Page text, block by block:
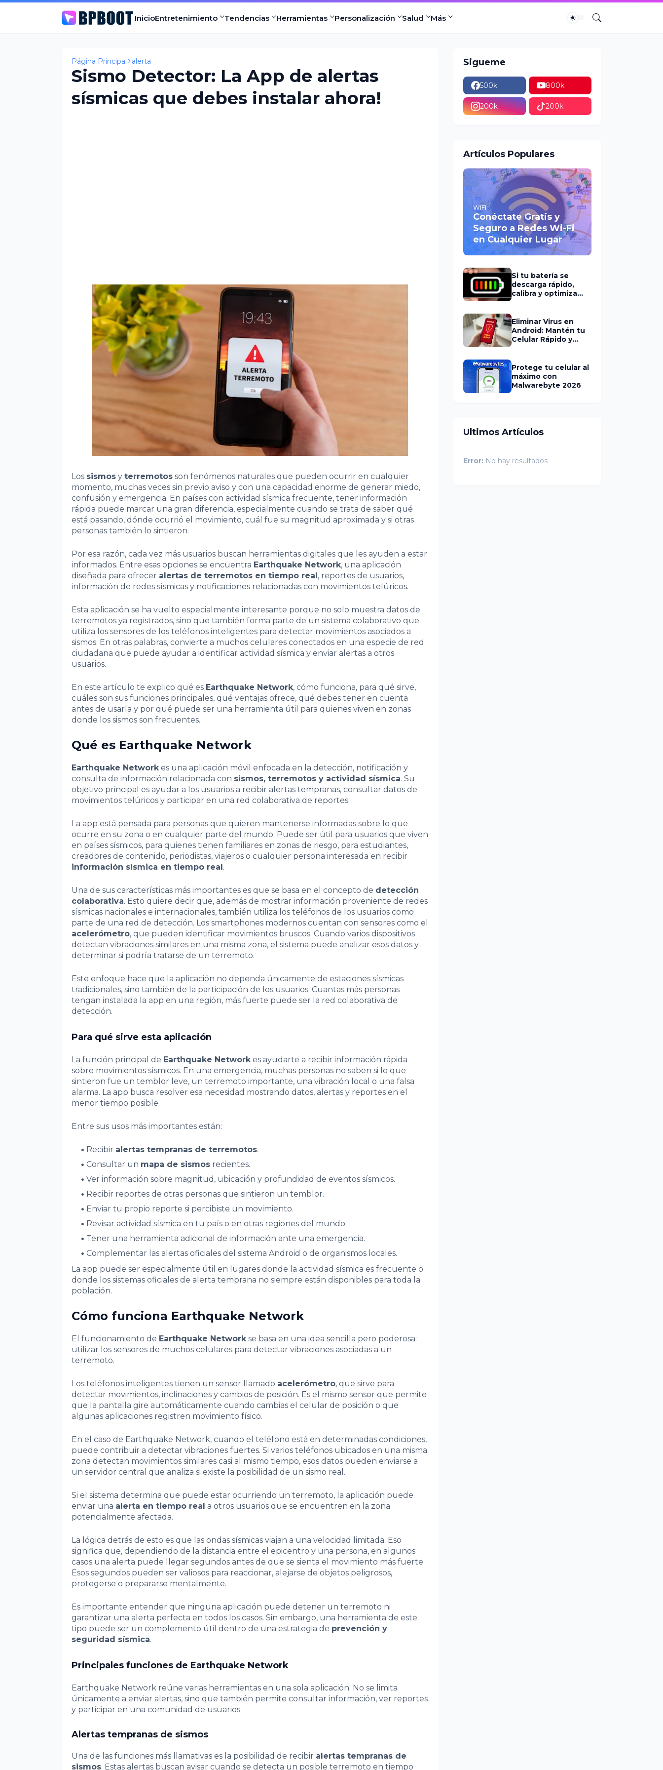
InicioEntretenimiento Tendencias Herramientas Personalización Salud Más
Página Principal alerta
Sismo Detector: La App de alertas
sísmicas que debes instalar ahora!
Los sismos y terremotos son fenómenos naturales que pueden ocurrir en cualquier
momento, muchas veces sin previo aviso y con una capacidad enorme de generar miedo,
confusión y emergencia. En países con actividad sísmica frecuente, tener información
rápida puede marcar una gran diferencia, especialmente cuando se trata de saber qué
está pasando, dónde ocurrió el movimiento, cuál fue su magnitud aproximada y si otras
personas también lo sintieron.
Por esa razón, cada vez más usuarios buscan herramientas digitales que les ayuden a estar
informados. Entre esas opciones se encuentra Earthquake Network, una aplicación
diseñada para ofrecer alertas de terremotos en tiempo real, reportes de usuarios,
información de redes sísmicas y notificaciones relacionadas con movimientos telúricos.
Esta aplicación se ha vuelto especialmente interesante porque no solo muestra datos de
terremotos ya registrados, sino que también forma parte de un sistema colaborativo que
utiliza los sensores de los teléfonos inteligentes para detectar movimientos asociados a
sismos. En otras palabras, convierte a muchos celulares conectados en una especie de red
ciudadana que puede ayudar a identificar actividad sísmica y enviar alertas a otros
usuarios.
En este artículo te explico qué es Earthquake Network, cómo funciona, para qué sirve,
cuáles son sus funciones principales, qué ventajas ofrece, qué debes tener en cuenta
antes de usarla y por qué puede ser una herramienta útil para quienes viven en zonas
donde los sismos son frecuentes.
Qué es Earthquake Network
Earthquake Network es una aplicación móvil enfocada en la detección, notificación y
consulta de información relacionada con sismos, terremotos y actividad sísmica. Su
objetivo principal es ayudar a los usuarios a recibir alertas tempranas, consultar datos de
movimientos telúricos y participar en una red colaborativa de reportes.
La app está pensada para personas que quieren mantenerse informadas sobre lo que
ocurre en su zona o en cualquier parte del mundo. Puede ser útil para usuarios que viven
en países sísmicos, para quienes tienen familiares en zonas de riesgo, para estudiantes,
creadores de contenido, periodistas, viajeros o cualquier persona interesada en recibir
información sísmica en tiempo real.
Una de sus características más importantes es que se basa en el concepto de detección
colaborativa. Esto quiere decir que, además de mostrar información proveniente de redes
sísmicas nacionales e internacionales, también utiliza los teléfonos de los usuarios como
parte de una red de detección. Los smartphones modernos cuentan con sensores como el
acelerómetro, que pueden identificar movimientos bruscos. Cuando varios dispositivos
detectan vibraciones similares en una misma zona, el sistema puede analizar esos datos y
determinar si podría tratarse de un terremoto.
Este enfoque hace que la aplicación no dependa únicamente de estaciones sísmicas
tradicionales, sino también de la participación de los usuarios. Cuantas más personas
tengan instalada la app en una región, más fuerte puede ser la red colaborativa de
detección.
Para qué sirve esta aplicación
La función principal de Earthquake Network es ayudarte a recibir información rápida
sobre movimientos sísmicos. En una emergencia, muchas personas no saben si lo que
sintieron fue un temblor leve, un terremoto importante, una vibración local o una falsa
alarma. La app busca resolver esa necesidad mostrando datos, alertas y reportes en el
menor tiempo posible.
Entre sus usos más importantes están:
Recibir alertas tempranas de terremotos.
Consultar un mapa de sismos recientes.
Ver información sobre magnitud, ubicación y profundidad de eventos sísmicos.
Recibir reportes de otras personas que sintieron un temblor.
Enviar tu propio reporte si percibiste un movimiento.
Revisar actividad sísmica en tu país o en otras regiones del mundo.
Tener una herramienta adicional de información ante una emergencia.
Complementar las alertas oficiales del sistema Android o de organismos locales.
La app puede ser especialmente útil en lugares donde la actividad sísmica es frecuente o
donde los sistemas oficiales de alerta temprana no siempre están disponibles para toda la
población.
Cómo funciona Earthquake Network
El funcionamiento de Earthquake Network se basa en una idea sencilla pero poderosa:
utilizar los sensores de muchos celulares para detectar vibraciones asociadas a un
terremoto.
Los teléfonos inteligentes tienen un sensor llamado acelerómetro, que sirve para
detectar movimientos, inclinaciones y cambios de posición. Es el mismo sensor que permite
que la pantalla gire automáticamente cuando cambias el celular de posición o que
algunas aplicaciones registren movimiento físico.
En el caso de Earthquake Network, cuando el teléfono está en determinadas condiciones,
puede contribuir a detectar vibraciones fuertes. Si varios teléfonos ubicados en una misma
zona detectan movimientos similares casi al mismo tiempo, esos datos pueden enviarse a
un servidor central que analiza si existe la posibilidad de un sismo real.
Si el sistema determina que puede estar ocurriendo un terremoto, la aplicación puede
enviar una alerta en tiempo real a otros usuarios que se encuentren en la zona
potencialmente afectada.
La lógica detrás de esto es que las ondas sísmicas viajan a una velocidad limitada. Eso
significa que, dependiendo de la distancia entre el epicentro y una persona, en algunos
casos una alerta puede llegar segundos antes de que se sienta el movimiento más fuerte.
Esos segundos pueden ser valiosos para reaccionar, alejarse de objetos peligrosos,
protegerse o prepararse mentalmente.
Es importante entender que ninguna aplicación puede detener un terremoto ni
garantizar una alerta perfecta en todos los casos. Sin embargo, una herramienta de este
tipo puede ser un complemento útil dentro de una estrategia de prevención y
seguridad sísmica.
Principales funciones de Earthquake Network
Earthquake Network reúne varias herramientas en una sola aplicación. No se limita
únicamente a enviar alertas, sino que también permite consultar información, ver reportes
y participar en una comunidad de usuarios.
Alertas tempranas de sismos
Una de las funciones más llamativas es la posibilidad de recibir alertas tempranas de
sismos. Estas alertas buscan avisar cuando se detecta un posible terremoto en tiempo
Sigueme
500k 800k
200k 200k
Artículos Populares
WIFI
Conéctate Gratis y
Seguro a Redes Wi-Fi
en Cualquier Lugar
Si tu batería se
descarga rápido,
calibra y optimiza
Eliminar Virus en
Android: Mantén tu
Celular Rápido y
Protege tu celular al
máximo con
Malwarebyte 2026
Ultimos Artículos
Error: No hay resultados